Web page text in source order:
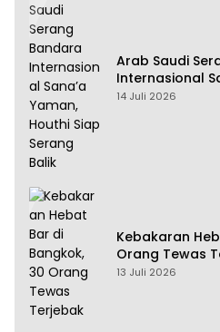
Arab Saudi
Internasional
Siap Serang Balik
14 Juli 2026
Kebakaran
Orang Tewas
13 Juli 2026